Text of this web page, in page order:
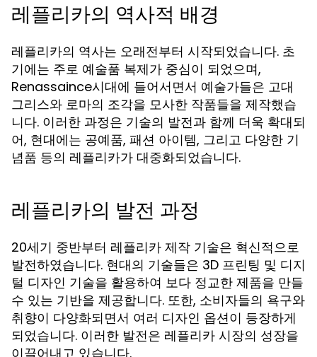
레플리카의 역사적 배경
레플리카의 역사는 오래전부터 시작되었습니다. 초
기에는 주로 예술품 복제가 중심이 되었으며,
Renassaince시대에 들어서면서 예술가들은 고대
그리스와 로마의 조각을 모사한 작품들을 제작했습
니다. 이러한 과정은 기술의 발전과 함께 더욱 확대되
어, 현대에는 공예품, 패션 아이템, 그리고 다양한 기
념품 등의 레플리카가 대중화되었습니다.
레플리카의 발전 과정
20세기 중반부터 레플리카 제작 기술은 혁신적으로
발전하였습니다. 현대의 기술들은 3D 프린팅 및 디지
털 디자인 기술을 활용하여 보다 정교한 제품을 만들
수 있는 기반을 제공합니다. 또한, 소비자들의 욕구와
취향이 다양화되면서 여러 디자인 옵션이 등장하게
되었습니다. 이러한 발전은 레플리카 시장의 성장을
이끌어내고 있습니다.